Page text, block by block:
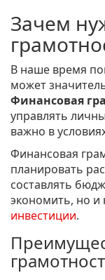
Зачем
В наше время
может
Финансовая
управлять
важно в
Финансовая
планировать
составлять
экономить, но и
инвестиции.